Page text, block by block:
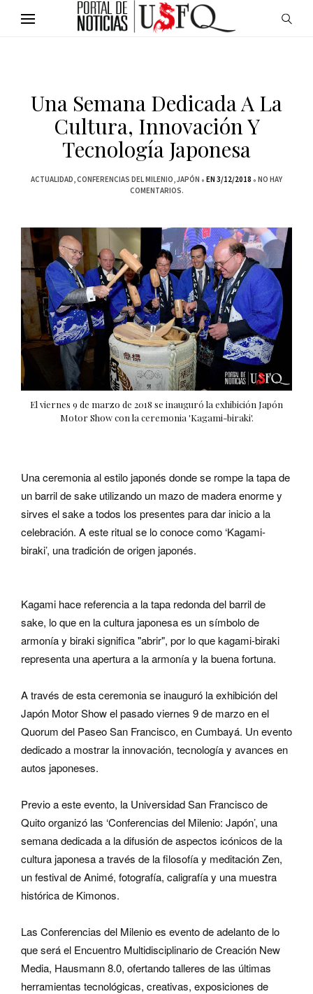
Una Semana Dedicada A La
Cultura, Innovación Y
Tecnología Japonesa
ACTUALIDAD CONFERENCIAS DEL MILENIO JAPÓN EN 3/12/2018
NO HAY
COMENTARIOS.
El viernes 9 de marzo de 2018 se inauguró la exhibición Japón
Motor Show con la ceremonia 'Kagami-biraki'.
Una ceremonia al estilo japonés donde se rompe la tapa de
un barril de sake utilizando un mazo de madera enorme y
sirves el sake a todos los presentes para dar inicio a la
celebración. A este ritual se lo conoce como ‘Kagami-
biraki’, una tradición de origen japonés.
Kagami hace referencia a la tapa redonda del barril de
sake, lo que en la cultura japonesa es un símbolo de
armonía y biraki significa "abrir", por lo que kagami-biraki
representa una apertura a la armonía y la buena fortuna.
A través de esta ceremonia se inauguró la exhibición del
Japón Motor Show el pasado viernes 9 de marzo en el
Quorum del Paseo San Francisco, en Cumbayá. Un evento
dedicado a mostrar la innovación, tecnología y avances en
autos japoneses.
Previo a este evento, la Universidad San Francisco de
Quito organizó las ‘Conferencias del Milenio: Japón’, una
semana dedicada a la difusión de aspectos icónicos de la
cultura japonesa a través de la filosofía y meditación Zen,
un festival de Animé, fotografía, caligrafía y una muestra
histórica de Kimonos.
Las Conferencias del Milenio es evento de adelanto de lo
que será el Encuentro Multidisciplinario de Creación New
Media, Hausmann 8.0, ofertando talleres de las últimas
herramientas tecnológicas, creativas, exposiciones de